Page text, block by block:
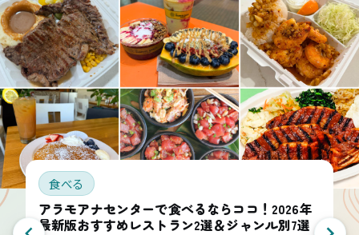
食べる
アラモアナセンターで食べるならココ！2026年
最新版おすすめレストラン2選＆ジャンル別7選